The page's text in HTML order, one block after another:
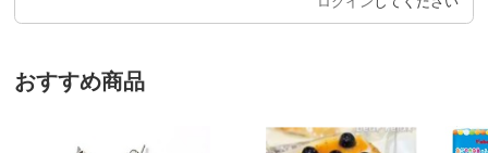
おすすめ商品